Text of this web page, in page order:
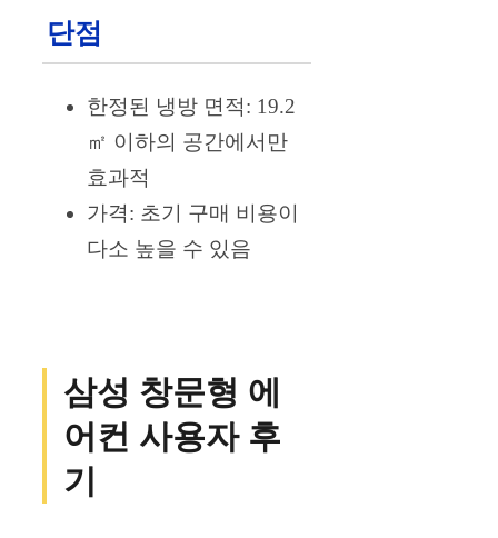
단점
한정된 냉방 면적: 19.2
㎡ 이하의 공간에서만
효과적
가격: 초기 구매 비용이
다소 높을 수 있음
삼성 창문형 에
어컨 사용자 후
기